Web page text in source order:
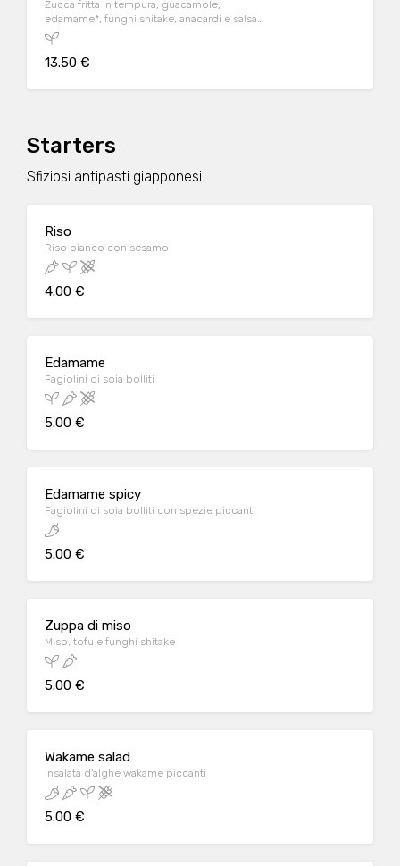
Zucca fritta in tempura, guacamole,
edamame*, funghi shitake, anacardi e salsa
teriyaki su un letto di riso bianco
13.50 €
Starters
Sfiziosi antipasti giapponesi
Riso
Riso bianco con sesamo
4.00 €
Edamame
Fagiolini di soia bolliti
5.00 €
Edamame spicy
Fagiolini di soia bolliti con spezie piccanti
5.00 €
Zuppa di miso
Miso, tofu e funghi shitake
5.00 €
Wakame salad
Insalata d'alghe wakame piccanti
5.00 €